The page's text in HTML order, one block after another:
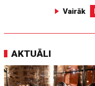
Vairāk
AKTUĀLI